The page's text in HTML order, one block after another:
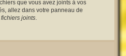
que vous avez joints à vos
allez dans votre panneau de
joints.